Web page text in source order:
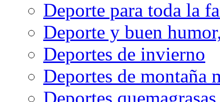
Deporte para toda la
Deporte y buen
Deportes de invierno
Deportes de montaña